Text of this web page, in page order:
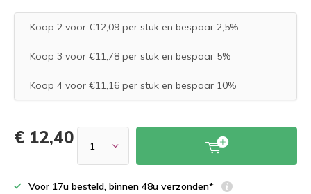
Koop 2 voor €12,09 per stuk en bespaar 2,5%
Koop 3 voor €11,78 per stuk en bespaar 5%
Koop 4 voor €11,16 per stuk en bespaar 10%
€ 12,40
Voor 17u besteld, binnen 48u verzonden*